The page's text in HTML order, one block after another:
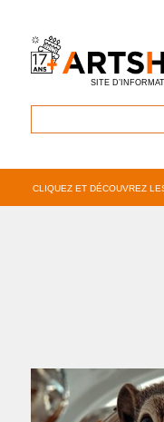
SITE
CLIQUEZ ET DÉCOUVREZ